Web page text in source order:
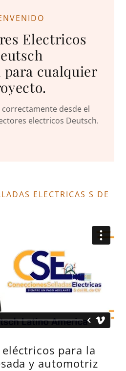
Electricos
para cualquier
desde el
electricos Deutsch.
ELECTRICAS S DE
para la
y automotriz